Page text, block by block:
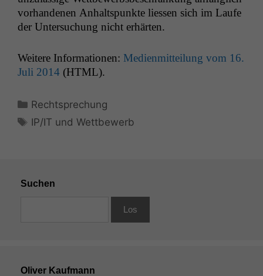
vorhan­de­nen Anhalt­spunk­te liessen sich im Laufe
der Unter­suchung nicht erhärten.
Weit­ere Infor­ma­tio­nen: Medi­en­mit­teilung vom 16.
Juli 2014 (HTML).
Kategorien
Rechtsprechung
Schlagwörter
IP/IT und Wettbewerb
Suchen
Oliver Kaufmann